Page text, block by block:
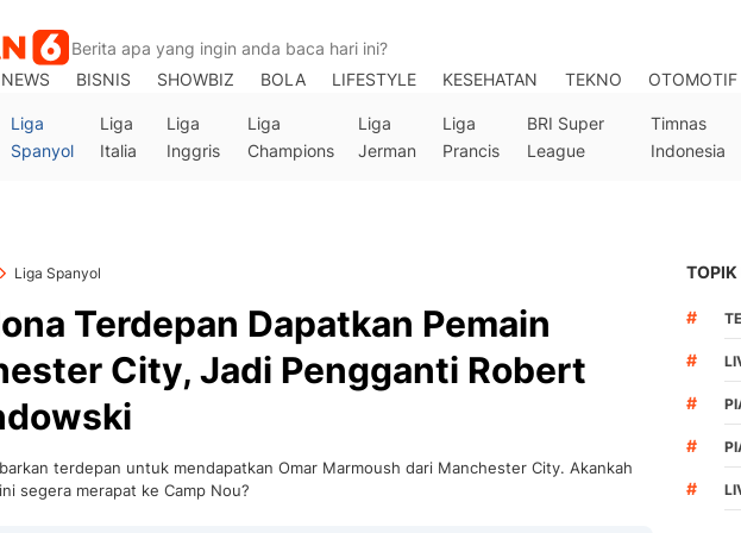
NEWS BISNIS SHOWBIZ BOLA LIFESTYLE KESEHATAN TEKNO OTOMOTIF
Liga
Spanyol
Liga
Italia
Liga
Inggris
Liga
Champions
Liga
Jerman
Liga
Prancis
BRI Super
League
Timnas
Indonesia
Liga Spanyol
Terdepan Dapatkan Pemain
City, Jadi Pengganti Robert
terdepan untuk mendapatkan Omar Marmoush dari Manchester City. Akankah
segera merapat ke Camp Nou?
TOPIK
#
#
#
#
#